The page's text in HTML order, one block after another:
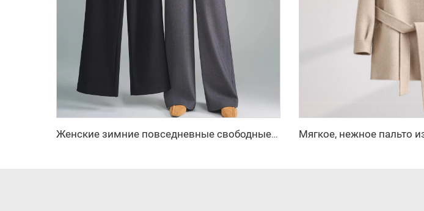
Женские зимние повседневные свободные прямые брюки-клеш однотонные с высокой талией, застежка на молнии, анти-морщины, длинные брюки